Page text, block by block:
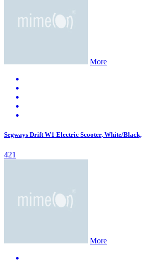
More
Segways Drift W1 Electric Scooter, White/Black,
421
More